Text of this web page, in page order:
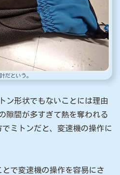
だという。
ン形状でもないことには理由
隙間が多すぎて熱を奪われる
ミトンだと、変速機の操作に
で変速機の操作を容易にさ